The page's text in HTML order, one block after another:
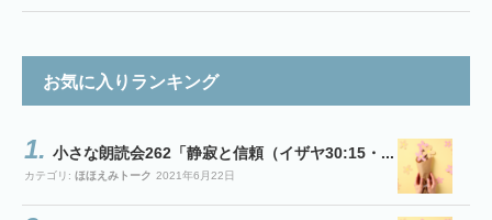
お気に入りランキング
小さな朗読会262「静寂と信頼（イザヤ30:15・...
カテゴリ: ほほえみトーク 2021年6月22日